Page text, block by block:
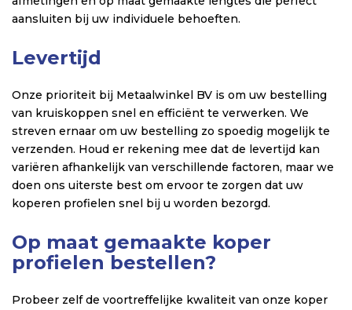
aansluiten bij uw individuele behoeften.
Levertijd
Onze prioriteit bij Metaalwinkel BV is om uw bestelling
van kruiskoppen snel en efficiënt te verwerken. We
streven ernaar om uw bestelling zo spoedig mogelijk te
verzenden. Houd er rekening mee dat de levertijd kan
variëren afhankelijk van verschillende factoren, maar we
doen ons uiterste best om ervoor te zorgen dat uw
koperen profielen snel bij u worden bezorgd.
Op maat gemaakte koper
profielen bestellen?
Probeer zelf de voortreffelijke kwaliteit van onze koper